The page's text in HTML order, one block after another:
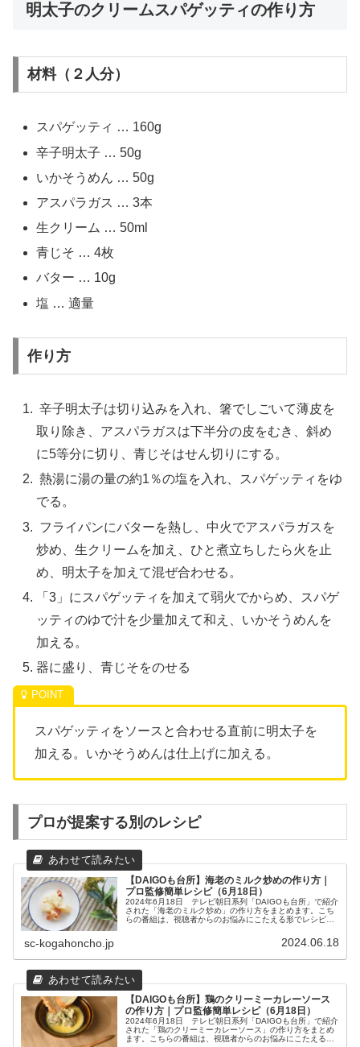
明太子のクリームスパゲッティの作り方
材料（２人分）
スパゲッティ … 160g
辛子明太子 … 50g
いかそうめん … 50g
アスパラガス … 3本
生クリーム … 50ml
青じそ … 4枚
バター … 10g
塩 … 適量
作り方
辛子明太子は切り込みを入れ、箸でしごいて薄皮を
取り除き、アスパラガスは下半分の皮をむき、斜め
に5等分に切り、青じそはせん切りにする。
熱湯に湯の量の約1％の塩を入れ、スパゲッティをゆ
でる。
フライパンにバターを熱し、中火でアスパラガスを
炒め、生クリームを加え、ひと煮立ちしたら火を止
め、明太子を加えて混ぜ合わせる。
「3」にスパゲッティを加えて弱火でからめ、スパゲ
ッティのゆで汁を少量加えて和え、いかそうめんを
加える。
器に盛り、青じそをのせる
スパゲッティをソースと合わせる直前に明太子を
加える。いかそうめんは仕上げに加える。
プロが提案する別のレシピ
【DAIGOも台所】海老のミルク炒めの作り方｜
プロ監修簡単レシピ（6月18日）
2024年6月18日 テレビ朝日系列「DAIGOも台所」で紹介
された「海老のミルク炒め」の作り方をまとめます。こち
らの番組は、視聴者からのお悩みにこたえる形でレシピが
sc-kogahoncho.jp 2024.06.18
【DAIGOも台所】鶏のクリーミーカレーソース
の作り方｜プロ監修簡単レシピ（6月18日）
2024年6月18日 テレビ朝日系列「DAIGOも台所」で紹介
された「鶏のクリーミーカレーソース」の作り方をまとめ
ます。こちらの番組は、視聴者からのお悩みにこたえる形